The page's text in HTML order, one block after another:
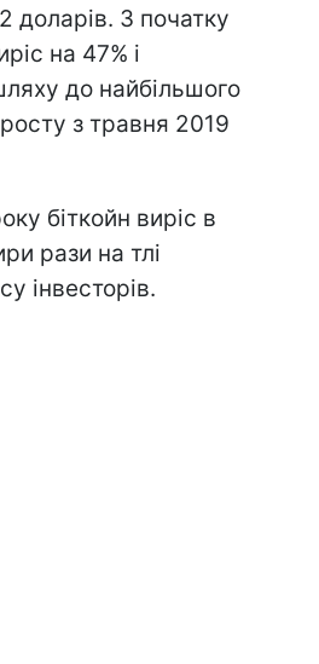
доларів. З початку
на 47% і
до найбільшого
з травня 2019
біткойн виріс в
рази на тлі
інвесторів.